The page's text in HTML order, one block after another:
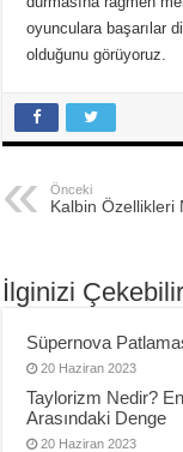
oyunculara başarılar
olduğunu görüyoruz.
Önceki
Kalbin Özellikleri
İlginizi Çekebilir
Süpernova
20 Haziran 2023
Taylorizm Nedir?
Arasındaki Denge
20 Haziran 2023